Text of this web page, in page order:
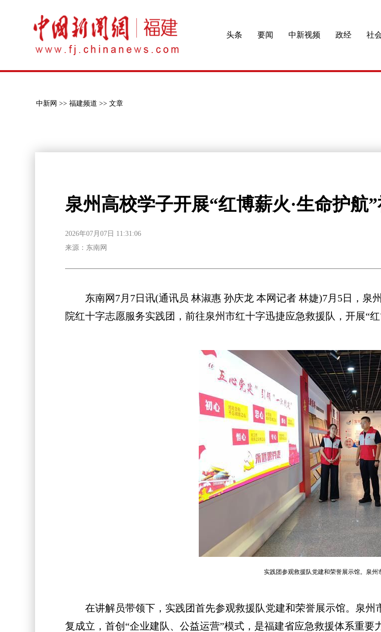
头条 要闻 中新视频 政经 社
中新网 >> 福建频道 >> 文章
泉州高校学子开展“红博薪火·生命护航
2026年07月07日 11:31:06
来源：东南网
东南网7月7日讯(通讯员 林淑惠 孙庆龙 本网记者 林婕)7月5日，泉
院红十字志愿服务实践团，前往泉州市红十字迅捷应急救援队，开展“
实践团参观救援队党建和荣誉展示馆。泉州
在讲解员带领下，实践团首先参观救援队党建和荣誉展示馆。泉州
复成立，首创“企业建队、公益运营”模式，是福建省应急救援体系重要